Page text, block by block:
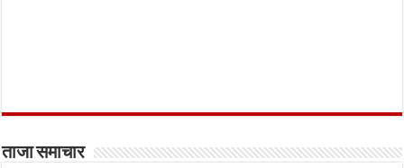
ताजा समाचार